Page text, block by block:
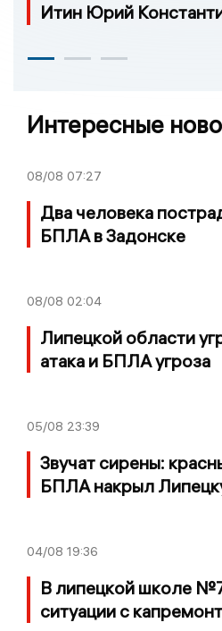
Итин Юрий
Интересные
08/08 07:27
Два человека
БПЛА в Задонске
08/08 02:04
Липецкой области
атака и БПЛА угроза
05/08 23:39
Звучат сирены:
БПЛА накрыл
04/08 19:36
В липецкой школе
ситуации с